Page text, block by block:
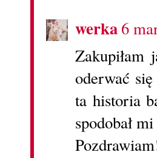
werka6
Zakupiłam
oderwać
ta historia
spodobał